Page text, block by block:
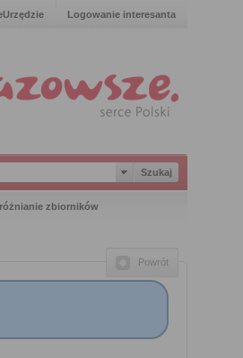
Logowanie interesanta
zbiorników
Powrót